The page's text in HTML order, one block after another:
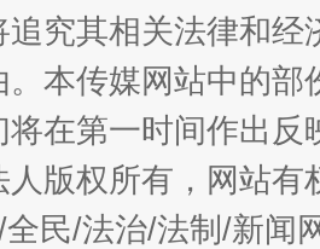
追究其相关法律和
。本传媒网站中的
将在第一时间作出
人版权所有，网站
民/法治/法制/新闻